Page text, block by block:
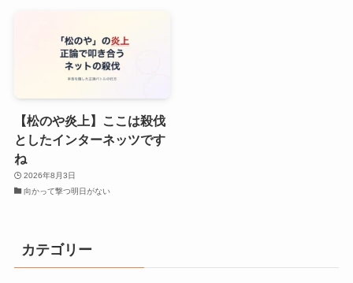
【松のや炎上】ここは殺伐
としたインターネッツです
ね
2026年8月3日
向かって撃つ明日がない
カテゴリー